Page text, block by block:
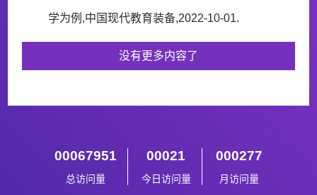
学为例,中国现代教育装备,2022-10-01.
没有更多内容了
00067951
总访问量
00021
今日访问量
000277
月访问量